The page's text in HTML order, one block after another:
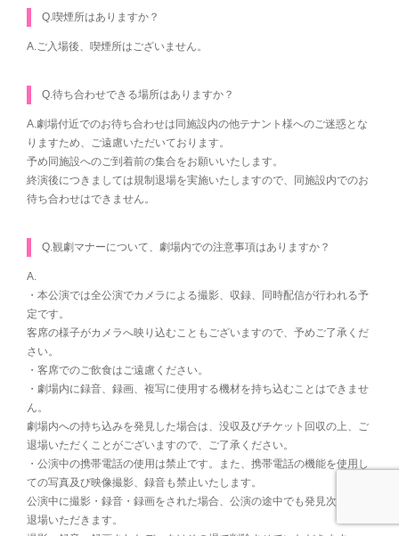
Q.喫煙所はありますか？
A.ご入場後、喫煙所はございません。
Q.待ち合わせできる場所はありますか？
A.劇場付近でのお待ち合わせは同施設内の他テナント様へのご迷惑とな
りますため、ご遠慮いただいております。
予め同施設へのご到着前の集合をお願いいたします。
終演後につきましては規制退場を実施いたしますので、同施設内でのお
待ち合わせはできません。
Q.観劇マナーについて、劇場内での注意事項はありますか？
A.
・本公演では全公演でカメラによる撮影、収録、同時配信が行われる予
定です。
客席の様子がカメラへ映り込むこともございますので、予めご了承くだ
さい。
・客席でのご飲食はご遠慮ください。
・劇場内に録音、録画、複写に使用する機材を持ち込むことはできませ
ん。
劇場内への持ち込みを発見した場合は、没収及びチケット回収の上、ご
退場いただくことがございますので、ご了承ください。
・公演中の携帯電話の使用は禁止です。また、携帯電話の機能を使用し
ての写真及び映像撮影、録音も禁止いたします。
公演中に撮影・録音・録画をされた場合、公演の途中でも発見次第、ご
退場いただきます。